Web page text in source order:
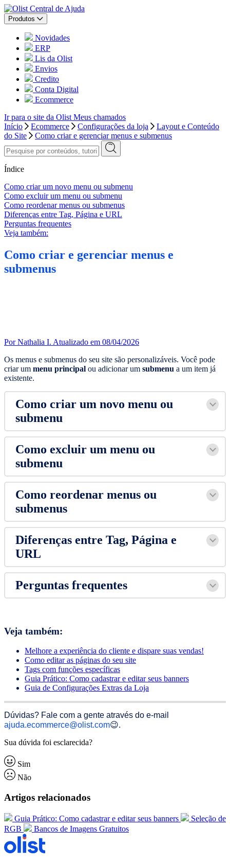
Central de Ajuda
Produtos
Novidades
ERP
Lis da Olist
Envios
Credito
Conta Digital
Ecommerce
Ir para o site da Olist Meus chamados
Início
Ecommerce Configurações da loja
Layout e Conteúdo
do Site
Como criar e gerenciar menus e submenus
Índice
Como criar um novo menu ou submenu
Como excluir um menu ou submenu
Como reordenar menus ou submenus
Diferenças entre Tag, Página e URL
Perguntas frequentes
Veja também:
Como criar e gerenciar menus e
submenus
Por Nathalia I. Atualizado em 08/04/2026
Os menus e submenus do seu site são personalizáveis. Você pode
criar um menu principal ou adicionar um submenu a um item já
existente.
Como criar um novo menu ou
submenu
Como excluir um menu ou
submenu
Como reordenar menus ou
submenus
Diferenças entre Tag, Página e
URL
Perguntas frequentes
Veja também:
Melhore a experiência do cliente e dispare suas vendas!
Como editar as páginas do seu site
Tags com funções específicas
Guia Prático: Como cadastrar e editar seus banners
Guia de Configurações Extras da Loja
Dúvidas? Fale com a gente através do e-mail
ajuda.ecommerce@olist.com😉.
Sua dúvida foi esclarecida?
Sim
Não
Artigos relacionados
Guia Prático: Como cadastrar e editar seus banners
Seleção de
RGB
Bancos de Imagens Gratuitos